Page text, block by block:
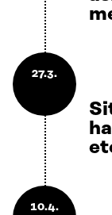
27.3.
10.4.